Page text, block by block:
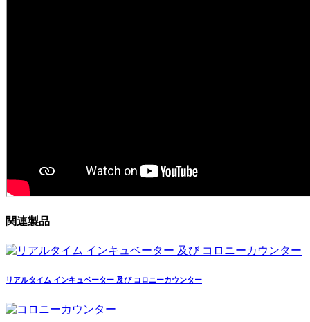
関連製品
リアルタイム インキュベーター 及び コロニーカウンター